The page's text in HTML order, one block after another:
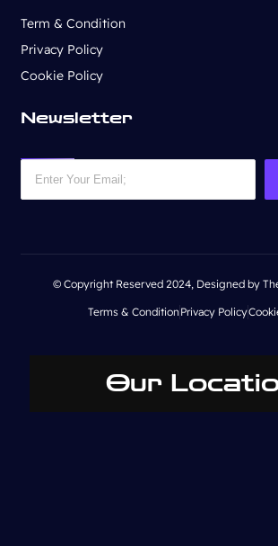
Term & Condition
Privacy Policy
Cookie Policy
Newsletter
© Copyright Reserved 2024, Designed by
Terms & ConditionPrivacy Policy
Our